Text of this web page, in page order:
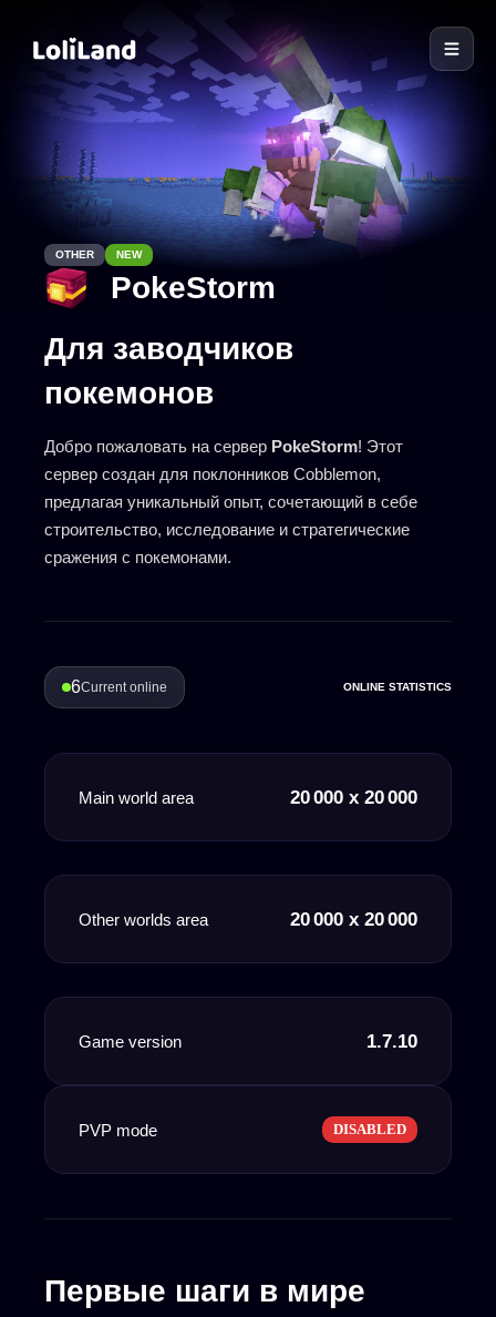
LoliLand
OTHER NEW
PokeStorm
Для заводчиков
покемонов
Добро пожаловать на сервер PokeStorm! Этот
сервер создан для поклонников Cobblemon,
предлагая уникальный опыт, сочетающий в себе
строительство, исследование и стратегические
сражения с покемонами.
6Current online ONLINE STATISTICS
Main world area 20 000 x 20 000
Other worlds area 20 000 x 20 000
Game version 1.7.10
PVP mode DISABLED
Первые шаги в мире